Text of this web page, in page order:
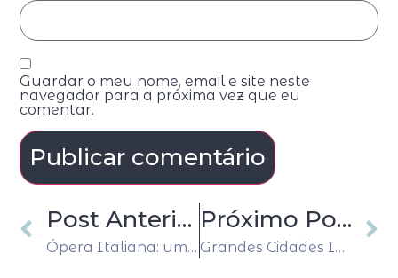
Guardar o meu nome, email e site neste
navegador para a próxima vez que eu
comentar.
Post Anterior
Ópera Italiana: uma viagem inesquecível pelos tesouros da Itália
Próximo Post
Grandes Cidades Imperiais: uma viagem inesquecível pelo coração da Europa